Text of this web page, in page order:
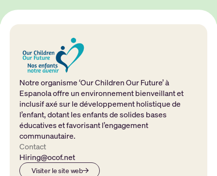
Notre organisme ‘Our Children Our Future’ à
Espanola offre un environnement bienveillant et
inclusif axé sur le développement holistique de
l’enfant, dotant les enfants de solides bases
éducatives et favorisant l’engagement
communautaire.
Contact
Hiring@ocof.net
Visiter le site web